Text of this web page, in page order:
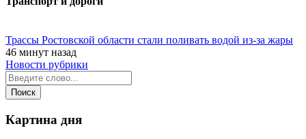
Трассы Ростовской области стали поливать водой из-за жары
46 минут назад
Новости рубрики
Картина дня